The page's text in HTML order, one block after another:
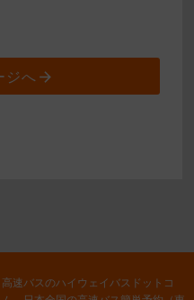
ジへ
高速バスのハイウェイバスドットコ